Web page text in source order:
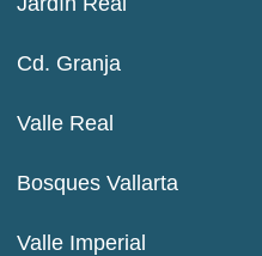
Cd. Granja
Valle Real
Bosques Vallarta
Valle Imperial